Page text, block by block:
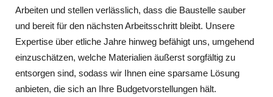
Arbeiten und stellen verlässlich, dass die Baustelle sauber
und bereit für den nächsten Arbeitsschritt bleibt. Unsere
Expertise über etliche Jahre hinweg befähigt uns, umgehend
einzuschätzen, welche Materialien äußerst sorgfältig zu
entsorgen sind, sodass wir Ihnen eine sparsame Lösung
anbieten, die sich an Ihre Budgetvorstellungen hält.